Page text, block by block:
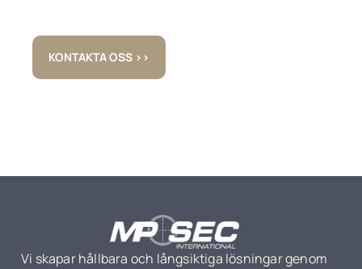
KONTAKTA OSS ››
Vi skapar hållbara och långsiktiga lösningar genom